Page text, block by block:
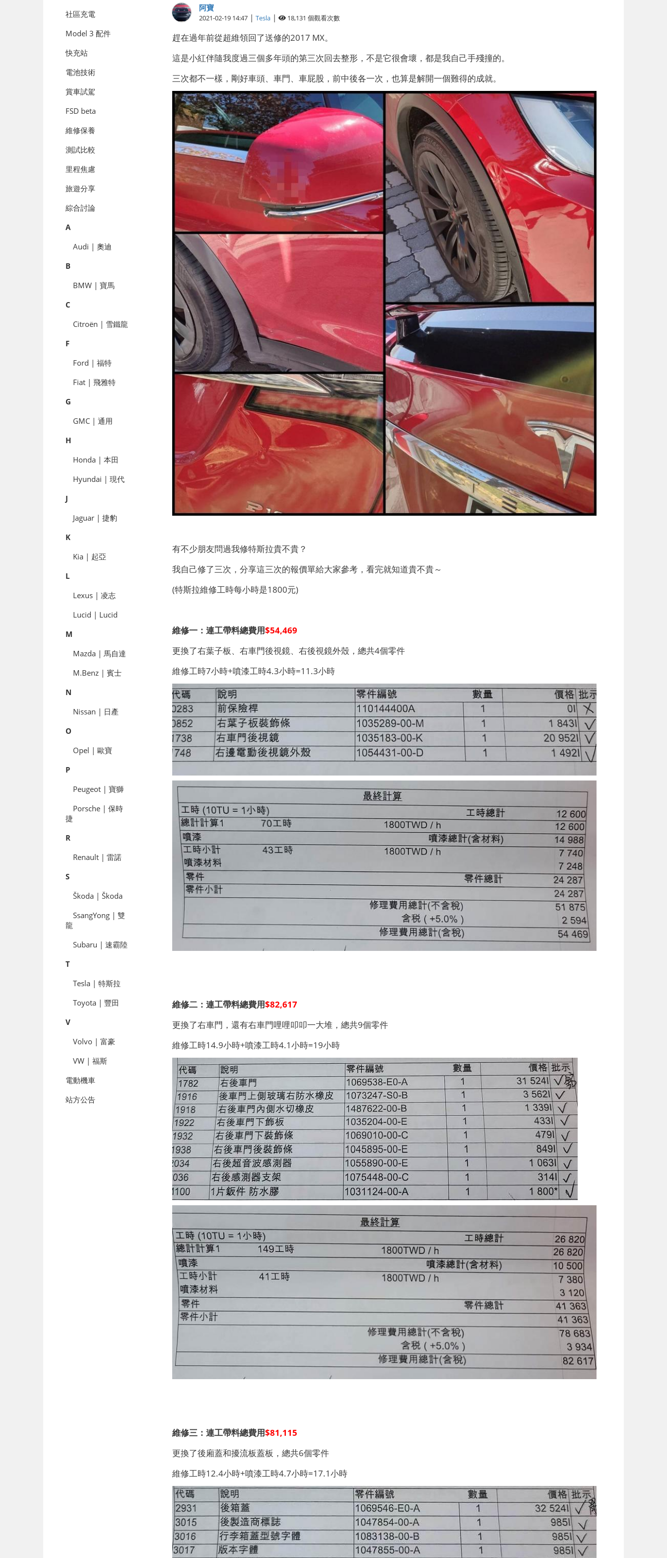
社區充電
Model 3 配件
快充站
電池技術
賞車試駕
FSD beta
維修保養
測試比較
里程焦慮
旅遊分享
綜合討論
A
Audi | 奧迪
B
BMW | 寶馬
C
Citroën | 雪鐵龍
F
Ford | 福特
Fiat | 飛雅特
G
GMC | 通用
H
Honda | 本田
Hyundai | 現代
J
Jaguar | 捷豹
K
Kia | 起亞
L
Lexus | 凌志
Lucid | Lucid
M
Mazda | 馬自達
M.Benz | 賓士
N
Nissan | 日產
O
Opel | 歐寶
P
Peugeot | 寶獅
Porsche | 保時
捷
R
Renault | 雷諾
S
Škoda | Škoda
SsangYong | 雙
龍
Subaru | 速霸陸
T
Tesla | 特斯拉
Toyota | 豐田
V
Volvo | 富豪
VW | 福斯
電動機車
站方公告
阿寶
2021-02-19 14:47 | Tesla | 18,131 個觀看次數
趕在過年前從超維領回了送修的2017 MX。
這是小紅伴隨我度過三個多年頭的第三次回去整形，不是它很會壞，都是我自己手殘撞的。
三次都不一樣，剛好車頭、車門、車屁股，前中後各一次，也算是解開一個難得的成就。
有不少朋友問過我修特斯拉貴不貴？
我自己修了三次，分享這三次的報價單給大家參考，看完就知道貴不貴～
(特斯拉維修工時每小時是1800元)
維修一：連工帶料總費用$54,469
更換了右葉子板、右車門後視鏡、右後視鏡外殼，總共4個零件
維修工時7小時+噴漆工時4.3小時=11.3小時
維修二：連工帶料總費用$82,617
更換了右車門，還有右車門哩哩叩叩一大堆，總共9個零件
維修工時14.9小時+噴漆工時4.1小時=19小時
維修三：連工帶料總費用$81,115
更換了後廂蓋和擾流板蓋板，總共6個零件
維修工時12.4小時+噴漆工時4.7小時=17.1小時